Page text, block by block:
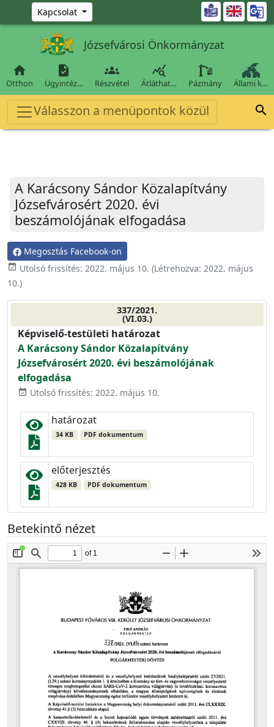
Ugrás a fő tartalomra
Kapcsolat 
Józsefvárosi Önkormányzat

Otthon

Ügyintéz…

Részvétel

Átláthat… Pázmány Állami k…
Válasszon a menüpontok közül 
A Karácsony Sándor Közalapítvány
Józsefvárosért 2020. évi
beszámolójának elfogadása
Megosztás Facebook-on
event_available Utolsó frissítés: 2022. május 10. (Létrehozva: 2022. május
10.)
337/2021.
(VI.03.)
Képviselő-testületi határozat
A Karácsony Sándor Közalapítvány
Józsefvárosért 2020. évi beszámolójának
elfogadása
event_available Utolsó frissítés: 2022. május 10.
határozat
34 KB PDF dokumentum
előterjesztés
428 KB PDF dokumentum
Betekintő nézet